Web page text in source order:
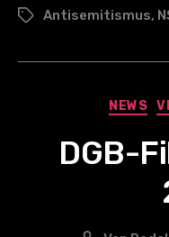
Schlagwörter
Antisemitismus,
NEWS
DGB-